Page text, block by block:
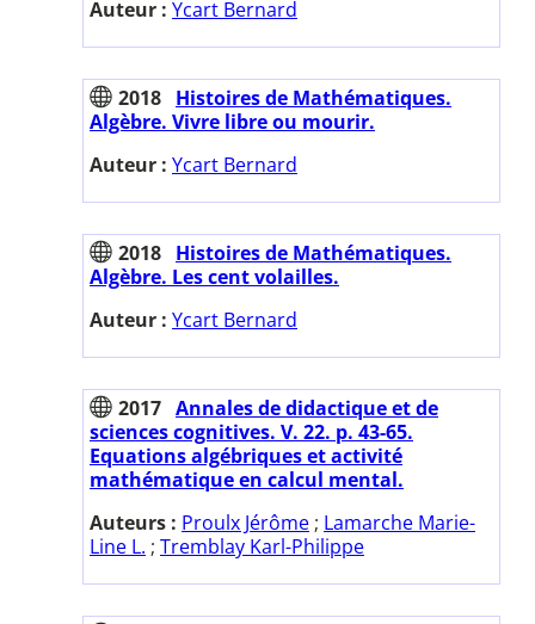
Auteur : Ycart Bernard
2018 Histoires de Mathématiques.
Algèbre. Vivre libre ou mourir.
Auteur : Ycart Bernard
2018 Histoires de Mathématiques.
Algèbre. Les cent volailles.
Auteur : Ycart Bernard
2017 Annales de didactique et de
sciences cognitives. V. 22. p. 43-65.
Equations algébriques et activité
mathématique en calcul mental.
Auteurs : Proulx Jérôme ; Lamarche Marie-
Line L. ; Tremblay Karl-Philippe